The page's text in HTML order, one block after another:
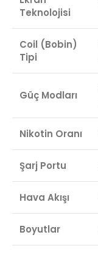
Teknolojisi
Coil (Bobin)
Tipi
Güç Modları
Nikotin Oranı
Şarj Portu
Hava Akışı
Boyutlar